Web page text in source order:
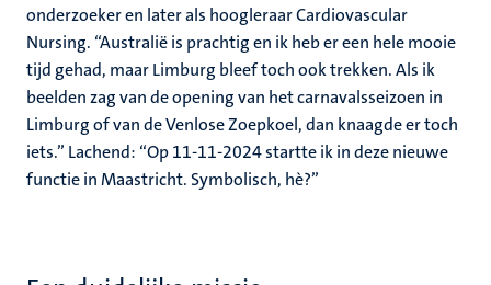
onderzoeker en later als hoogleraar Cardiovascular
Nursing. “Australië is prachtig en ik heb er een hele mooie
tijd gehad, maar Limburg bleef toch ook trekken. Als ik
beelden zag van de opening van het carnavalsseizoen in
Limburg of van de Venlose Zoepkoel, dan knaagde er toch
iets.” Lachend: “Op 11-11-2024 startte ik in deze nieuwe
functie in Maastricht. Symbolisch, hè?”